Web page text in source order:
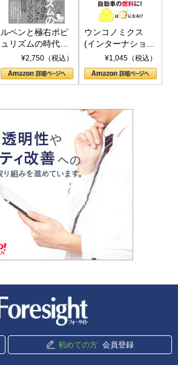
ルペンと極右ポピ
ュリズムの時代：
〈ヤヌス〉の二つ
の顔
¥2,750（税込）
ウンコノミクス
(インターナショナ
ル新書)¥1,045（税込）
初めての方 会員登録